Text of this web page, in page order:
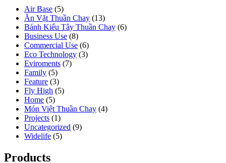
Air Base (5)
Ăn Vặt Thuần Chay (13)
Bánh Kiểu Tây Thuần Chay (6)
Business Use (8)
Commercial Use (6)
Eco Technology (3)
Eviroments (7)
Family (5)
Feature (3)
Fly High (5)
Home (5)
Món Việt Thuần Chay (4)
Projects (1)
Uncategorized (9)
Widelife (5)
Products